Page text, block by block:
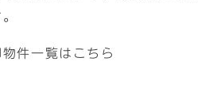
件一覧はこちら